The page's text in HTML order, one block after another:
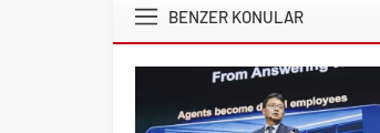
BENZER KONULAR